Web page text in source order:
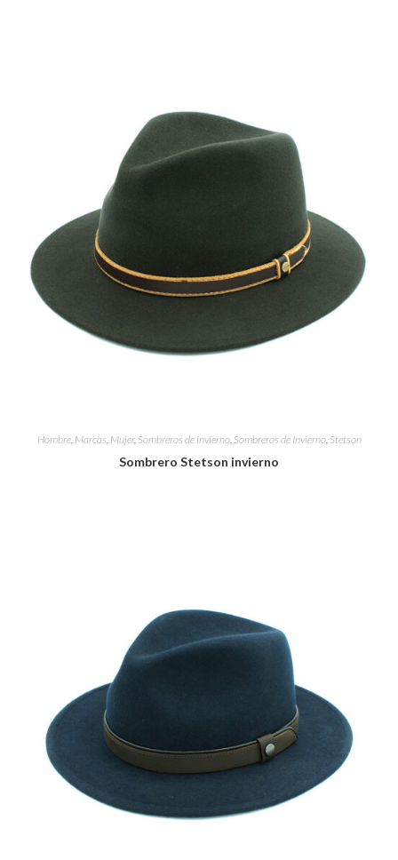
Hombre, Marcas, Mujer, Sombreros de invierno, Sombreros de Invierno, Stetson
Sombrero Stetson invierno